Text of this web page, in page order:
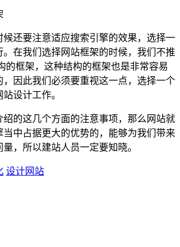
候还要注意适应搜索引擎的效果，选择一
在我们选择网站框架的时候，我们不推
的框架，这种结构的框架也是非常容易
，因此我们必须要重视这一点，选择一个
设计工作。
绍的这几个方面的注意事项，那么网站就
当中占据更大的优势的，能够为我们带来
，所以建站人员一定要知晓。
设计网站